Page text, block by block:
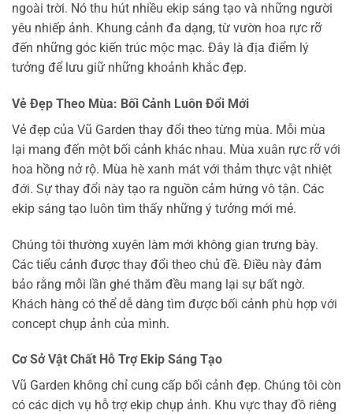
ngoài trời. Nó thu hút nhiều ekip sáng tạo và những người
yêu nhiếp ảnh. Khung cảnh đa dạng, từ vườn hoa rực rỡ
đến những góc kiến trúc mộc mạc. Đây là địa điểm lý
tưởng để lưu giữ những khoảnh khắc đẹp.
Vẻ Đẹp Theo Mùa: Bối Cảnh Luôn Đổi Mới
Vẻ đẹp của Vũ Garden thay đổi theo từng mùa. Mỗi mùa
lại mang đến một bối cảnh khác nhau. Mùa xuân rực rỡ với
hoa hồng nở rộ. Mùa hè xanh mát với thảm thực vật nhiệt
đới. Sự thay đổi này tạo ra nguồn cảm hứng vô tận. Các
ekip sáng tạo luôn tìm thấy những ý tưởng mới mẻ.
Chúng tôi thường xuyên làm mới không gian trưng bày.
Các tiểu cảnh được thay đổi theo chủ đề. Điều này đảm
bảo rằng mỗi lần ghé thăm đều mang lại sự bất ngờ.
Khách hàng có thể dễ dàng tìm được bối cảnh phù hợp với
concept chụp ảnh của mình.
Cơ Sở Vật Chất Hỗ Trợ Ekip Sáng Tạo
Vũ Garden không chỉ cung cấp bối cảnh đẹp. Chúng tôi còn
có các dịch vụ hỗ trợ ekip chụp ảnh. Khu vực thay đồ riêng